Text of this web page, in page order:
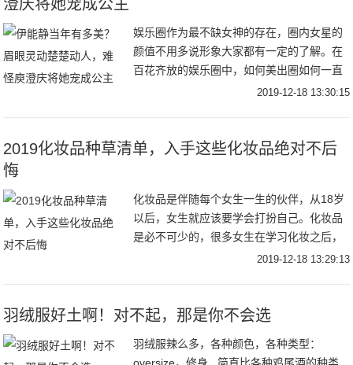
澄庆将她宠成公主
娱乐圈作为最不缺女神的存在，圈内女星的
颜值不用多说形象大家都有一定的了解。在
百花齐放的娱乐圈中，如何美出圈如何一直
拥有女神称号，并不容易。一直以来伊能静
2019-12-18 13:30:15
2019化妆品种草清单，入手这些化妆品绝对不后
悔
化妆品是伴随每个女生一生的伙伴，从18岁
以后，女生就应该要学会打扮自己。化妆品
是必不可少的，很多女生在学习化妆之后，
对于很多的化妆品毫无抵抗的能力，特别是
2019-12-18 13:29:13
羽绒服好土啊！对不起，那是你不会选
羽绒服辣么多，各种颜色，各种类型：